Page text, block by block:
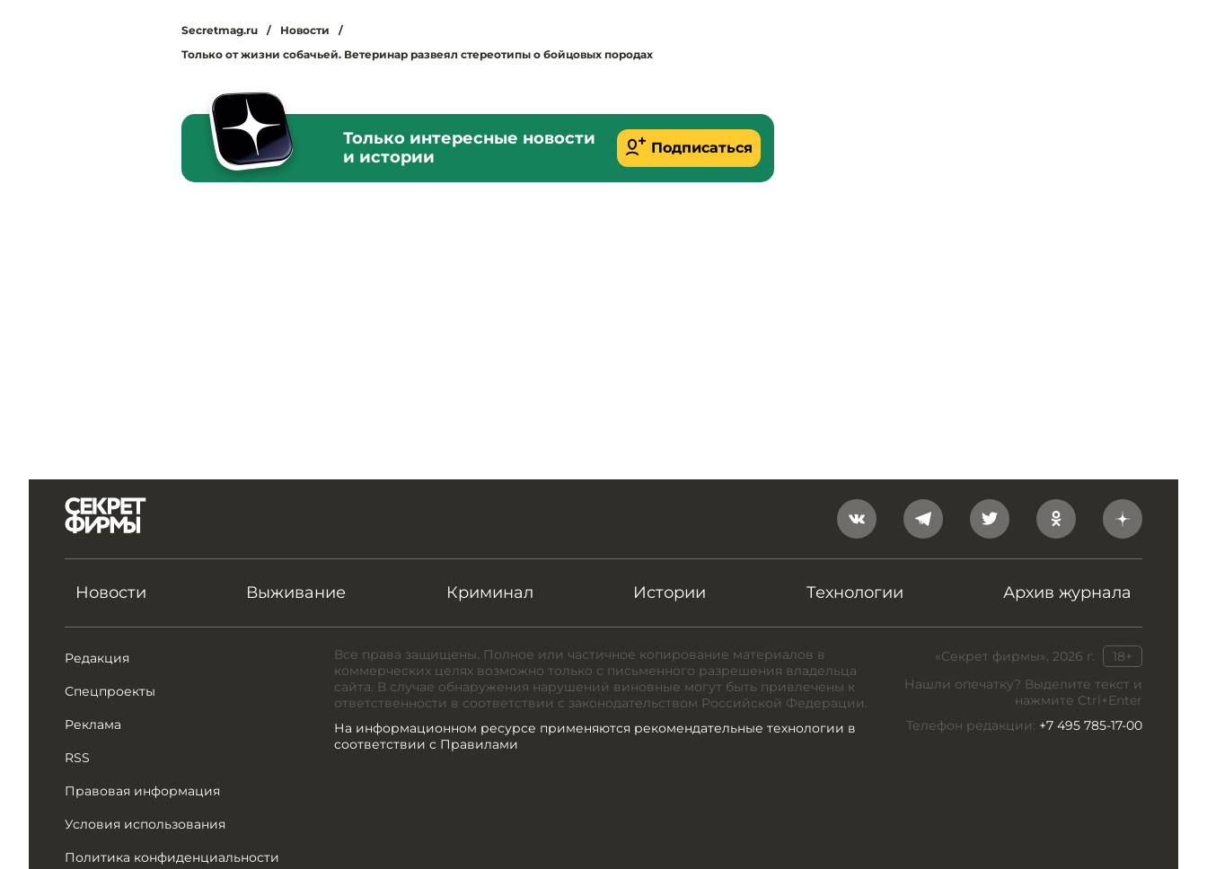
Secretmag.ru / Новости
/
Только от жизни собачьей. Ветеринар развеял стереотипы о бойцовых породах
Только интересные новости
и истории
Подписаться
Новости Выживание Криминал Истории Технологии Архив журнала
Редакция
Спецпроекты
Реклама
RSS
Правовая информация
Условия использования
Политика конфиденциальности
«Секрет фирмы», 2026 г.
18+
Нашли опечатку? Выделите текст и
нажмите Ctrl+Enter
Телефон редакции: +7 495 785-17-00
Все права защищены. Полное или частичное копирование материалов в
коммерческих целях возможно только с письменного разрешения владельца
сайта. В случае обнаружения нарушений виновные могут быть привлечены к
ответственности в соответствии с законодательством Российской Федерации.
На информационном ресурсе применяются рекомендательные технологии в
соответствии с Правилами